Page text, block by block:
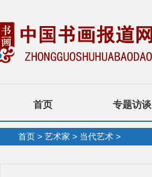
首页 专题访谈
首页 > 艺术家 > 当代艺术 >